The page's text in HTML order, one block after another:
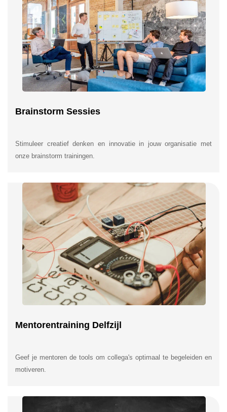
Brainstorm Sessies
Stimuleer creatief denken en innovatie in jouw organisatie met
onze brainstorm trainingen.
Mentorentraining Delfzijl
Geef je mentoren de tools om collega's optimaal te begeleiden en
motiveren.